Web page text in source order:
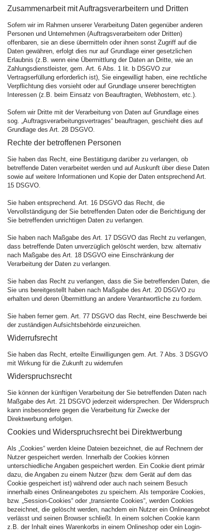
Zusammenarbeit mit Auftragsverarbeitern und Dritten
Sofern wir im Rahmen unserer Verarbeitung Daten gegenüber anderen
Personen und Unternehmen (Auftragsverarbeitern oder Dritten)
offenbaren, sie an diese übermitteln oder ihnen sonst Zugriff auf die
Daten gewähren, erfolgt dies nur auf Grundlage einer gesetzlichen
Erlaubnis (z.B. wenn eine Übermittlung der Daten an Dritte, wie an
Zahlungsdienstleister, gem. Art. 6 Abs. 1 lit. b DSGVO zur
Vertragserfüllung erforderlich ist), Sie eingewilligt haben, eine rechtliche
Verpflichtung dies vorsieht oder auf Grundlage unserer berechtigten
Interessen (z.B. beim Einsatz von Beauftragten, Webhostern, etc.).
Sofern wir Dritte mit der Verarbeitung von Daten auf Grundlage eines
sog. „Auftragsverarbeitungsvertrages“ beauftragen, geschieht dies auf
Grundlage des Art. 28 DSGVO.
Rechte der betroffenen Personen
Sie haben das Recht, eine Bestätigung darüber zu verlangen, ob
betreffende Daten verarbeitet werden und auf Auskunft über diese Daten
sowie auf weitere Informationen und Kopie der Daten entsprechend Art.
15 DSGVO.
Sie haben entsprechend. Art. 16 DSGVO das Recht, die
Vervollständigung der Sie betreffenden Daten oder die Berichtigung der
Sie betreffenden unrichtigen Daten zu verlangen.
Sie haben nach Maßgabe des Art. 17 DSGVO das Recht zu verlangen,
dass betreffende Daten unverzüglich gelöscht werden, bzw. alternativ
nach Maßgabe des Art. 18 DSGVO eine Einschränkung der
Verarbeitung der Daten zu verlangen.
Sie haben das Recht zu verlangen, dass die Sie betreffenden Daten, die
Sie uns bereitgestellt haben nach Maßgabe des Art. 20 DSGVO zu
erhalten und deren Übermittlung an andere Verantwortliche zu fordern.
Sie haben ferner gem. Art. 77 DSGVO das Recht, eine Beschwerde bei
der zuständigen Aufsichtsbehörde einzureichen.
Widerrufsrecht
Sie haben das Recht, erteilte Einwilligungen gem. Art. 7 Abs. 3 DSGVO
mit Wirkung für die Zukunft zu widerrufen
Widerspruchsrecht
Sie können der künftigen Verarbeitung der Sie betreffenden Daten nach
Maßgabe des Art. 21 DSGVO jederzeit widersprechen. Der Widerspruch
kann insbesondere gegen die Verarbeitung für Zwecke der
Direktwerbung erfolgen.
Cookies und Widerspruchsrecht bei Direktwerbung
Als „Cookies“ werden kleine Dateien bezeichnet, die auf Rechnern der
Nutzer gespeichert werden. Innerhalb der Cookies können
unterschiedliche Angaben gespeichert werden. Ein Cookie dient primär
dazu, die Angaben zu einem Nutzer (bzw. dem Gerät auf dem das
Cookie gespeichert ist) während oder auch nach seinem Besuch
innerhalb eines Onlineangebotes zu speichern. Als temporäre Cookies,
bzw. „Session-Cookies“ oder „transiente Cookies“, werden Cookies
bezeichnet, die gelöscht werden, nachdem ein Nutzer ein Onlineangebot
verlässt und seinen Browser schließt. In einem solchen Cookie kann
z.B. der Inhalt eines Warenkorbs in einem Onlineshop oder ein Login-